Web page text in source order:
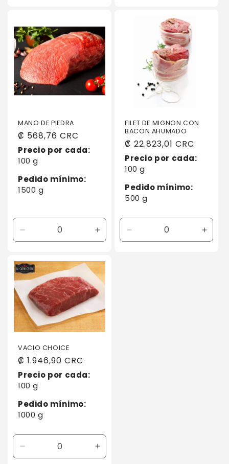
Title
Title
MANO DE PIEDRA
Precio
habitual
₡ 568,76 CRC
Precio por cada:
100 g
Pedido mínimo:
1500 g
cantidad
Default
Title
Aumentar
cantidad
Title
FILET DE MIGNON CON
BACON AHUMADO
Precio
habitual
₡ 22.823,01 CRC
Precio por cada:
100 g
Pedido mínimo:
500 g
cantidad
VACIO CHOICE
Precio
habitual
₡ 1.946,90 CRC
Precio por cada:
100 g
Pedido mínimo:
1000 g
cantidad
Aumentar
cantidad